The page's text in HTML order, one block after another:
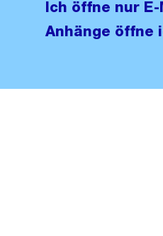
Ich öffne nur
Anhänge öffne